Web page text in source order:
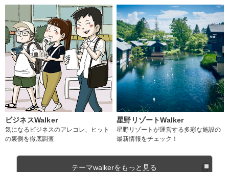
ビジネスWalker
気になるビジネスのアレコレ、ヒット
の裏側を徹底調査
星野リゾートWalker
星野リゾートが運営する多彩な施設の
最新情報をチェック！
テーマwalkerをもっと見る